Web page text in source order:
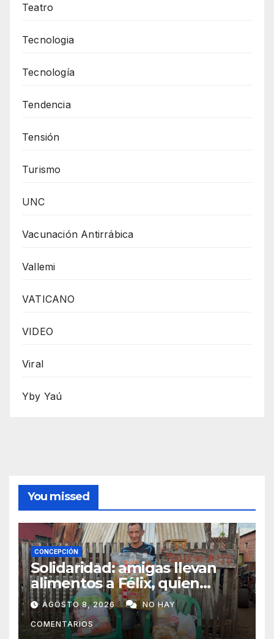
Teatro
Tecnologia
Tecnología
Tendencia
Tensión
Turismo
UNC
Vacunación Antirrábica
Vallemi
VATICANO
VIDEO
Viral
Yby Yaú
You missed
CONCEPCIÓN
Solidaridad: amigas llevan
alimentos a Félix, quien
ahora vende caramelos para
subsistir
AGOSTO 8, 2026 NO HAY
COMENTARIOS